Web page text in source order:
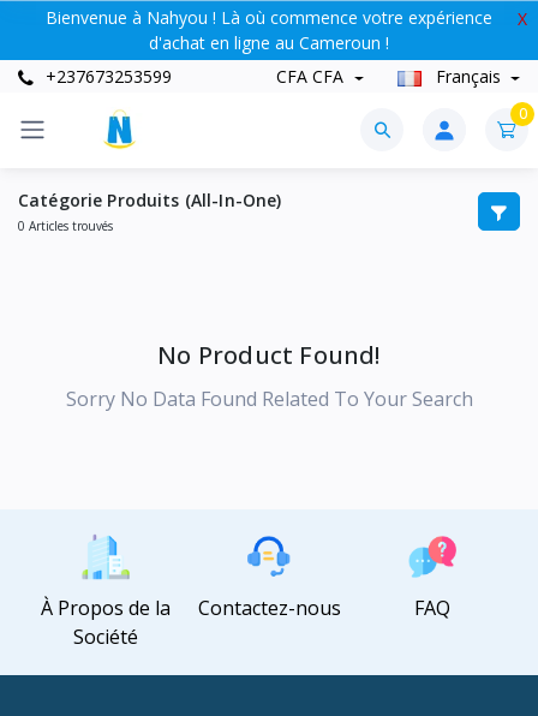
Bienvenue à Nahyou ! Là où commence votre expérience
d'achat en ligne au Cameroun !
X
+237673253599 CFA CFA Français
0
Catégorie Produits (All-In-One)
0 Articles trouvés
No Product Found!
Sorry No Data Found Related To Your Search
À Propos de la
Société
Contactez-nous FAQ